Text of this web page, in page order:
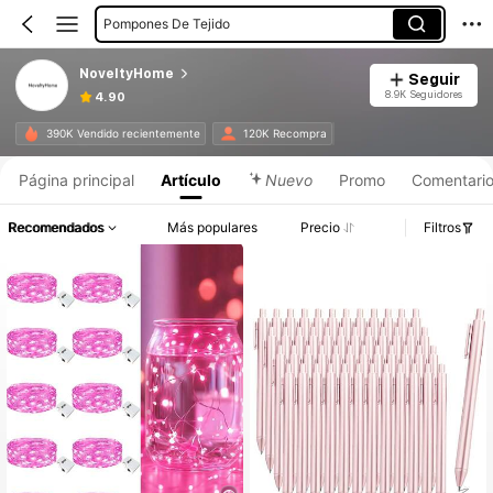
Pompones De Tejido
Flores Artificiales
NoveltyHome
4.90
Seguir
8.9K Seguidores
390K Vendido recientemente 120K Recompra
Página principal Artículo Nuevo Promo
Recomendados Más populares Precio Filtros